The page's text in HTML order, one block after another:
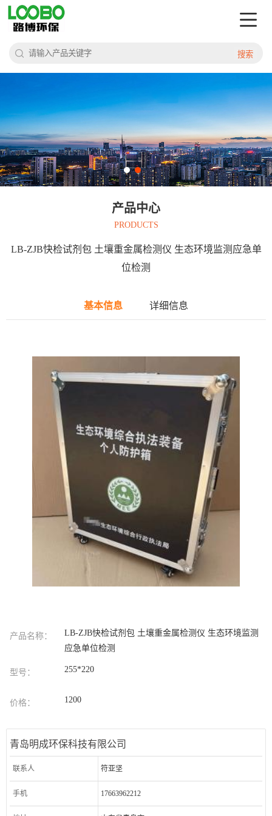
搜索
产品中心
PRODUCTS
LB-ZJB快检试剂包 土壤重金属检测仪 生态环境监测应急单
位检测
基本信息 详细信息
产品名称：
LB-ZJB快检试剂包 土壤重金属检测仪 生态环境监测
应急单位检测
型号： 255*220
价格： 1200
青岛明成环保科技有限公司
联系人 符亚坚
手机 17663962212